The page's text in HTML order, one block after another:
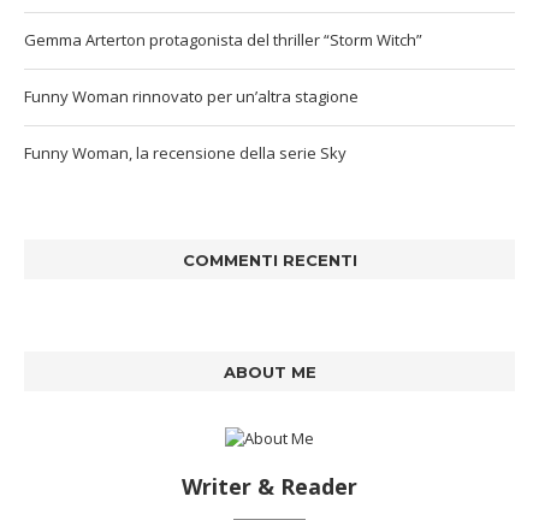
Gemma Arterton protagonista del thriller “Storm Witch”
Funny Woman rinnovato per un’altra stagione
Funny Woman, la recensione della serie Sky
COMMENTI RECENTI
ABOUT ME
Writer & Reader